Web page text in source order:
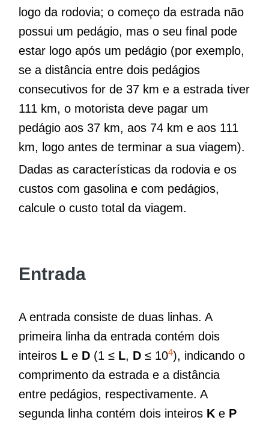
logo da rodovia; o começo da estrada não
possui um pedágio, mas o seu final pode
estar logo após um pedágio (por exemplo,
se a distância entre dois pedágios
consecutivos for de 37 km e a estrada tiver
111 km, o motorista deve pagar um
pedágio aos 37 km, aos 74 km e aos 111
km, logo antes de terminar a sua viagem).
Dadas as características da rodovia e os
custos com gasolina e com pedágios,
calcule o custo total da viagem.
Entrada
A entrada consiste de duas linhas. A
primeira linha da entrada contém dois
inteiros L e D (1 ≤ L, D ≤ 104), indicando o
comprimento da estrada e a distância
entre pedágios, respectivamente. A
segunda linha contém dois inteiros K e P